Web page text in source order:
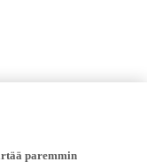
paremmin